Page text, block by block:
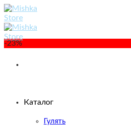
Skip
to
content
Каталог
Гулять
-23%